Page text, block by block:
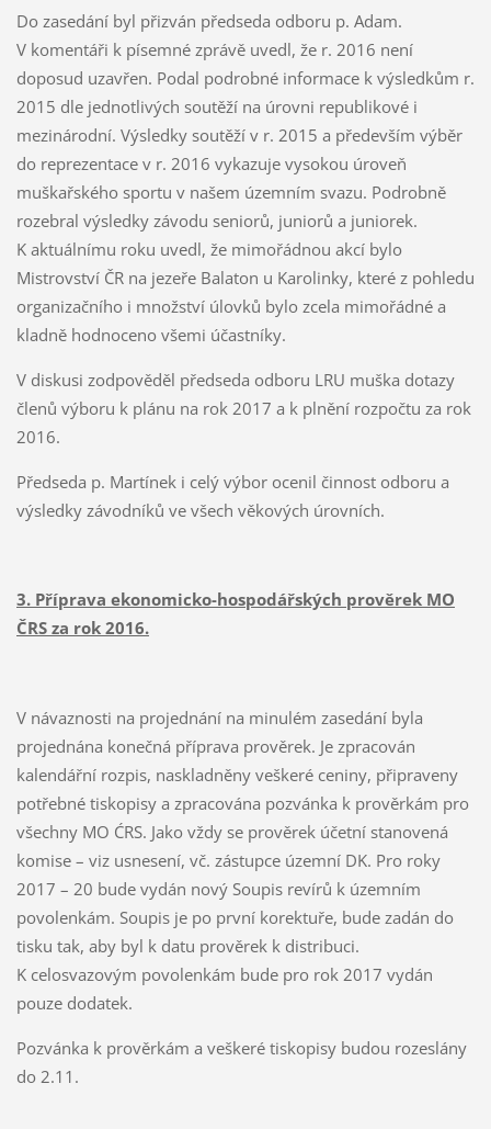
Do zasedání byl přizván předseda odboru p. Adam.
V komentáři k písemné zprávě uvedl, že r. 2016 není
doposud uzavřen. Podal podrobné informace k výsledkům r.
2015 dle jednotlivých soutěží na úrovni republikové i
mezinárodní. Výsledky soutěží v r. 2015 a především výběr
do reprezentace v r. 2016 vykazuje vysokou úroveň
muškařského sportu v našem územním svazu. Podrobně
rozebral výsledky závodu seniorů, juniorů a juniorek.
K aktuálnímu roku uvedl, že mimořádnou akcí bylo
Mistrovství ČR na jezeře Balaton u Karolinky, které z pohledu
organizačního i množství úlovků bylo zcela mimořádné a
kladně hodnoceno všemi účastníky.
V diskusi zodpověděl předseda odboru LRU muška dotazy
členů výboru k plánu na rok 2017 a k plnění rozpočtu za rok
2016.
Předseda p. Martínek i celý výbor ocenil činnost odboru a
výsledky závodníků ve všech věkových úrovních.
3. Příprava ekonomicko-hospodářských prověrek MO
ČRS za rok 2016.
V návaznosti na projednání na minulém zasedání byla
projednána konečná příprava prověrek. Je zpracován
kalendářní rozpis, naskladněny veškeré ceniny, připraveny
potřebné tiskopisy a zpracována pozvánka k prověrkám pro
všechny MO ĆRS. Jako vždy se prověrek účetní stanovená
komise – viz usnesení, vč. zástupce územní DK. Pro roky
2017 – 20 bude vydán nový Soupis revírů k územním
povolenkám. Soupis je po první korektuře, bude zadán do
tisku tak, aby byl k datu prověrek k distribuci.
K celosvazovým povolenkám bude pro rok 2017 vydán
pouze dodatek.
Pozvánka k prověrkám a veškeré tiskopisy budou rozeslány
do 2.11.